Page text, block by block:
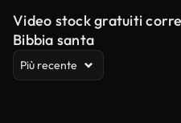
Video stock gratuiti
Bibbia santa
Più recente